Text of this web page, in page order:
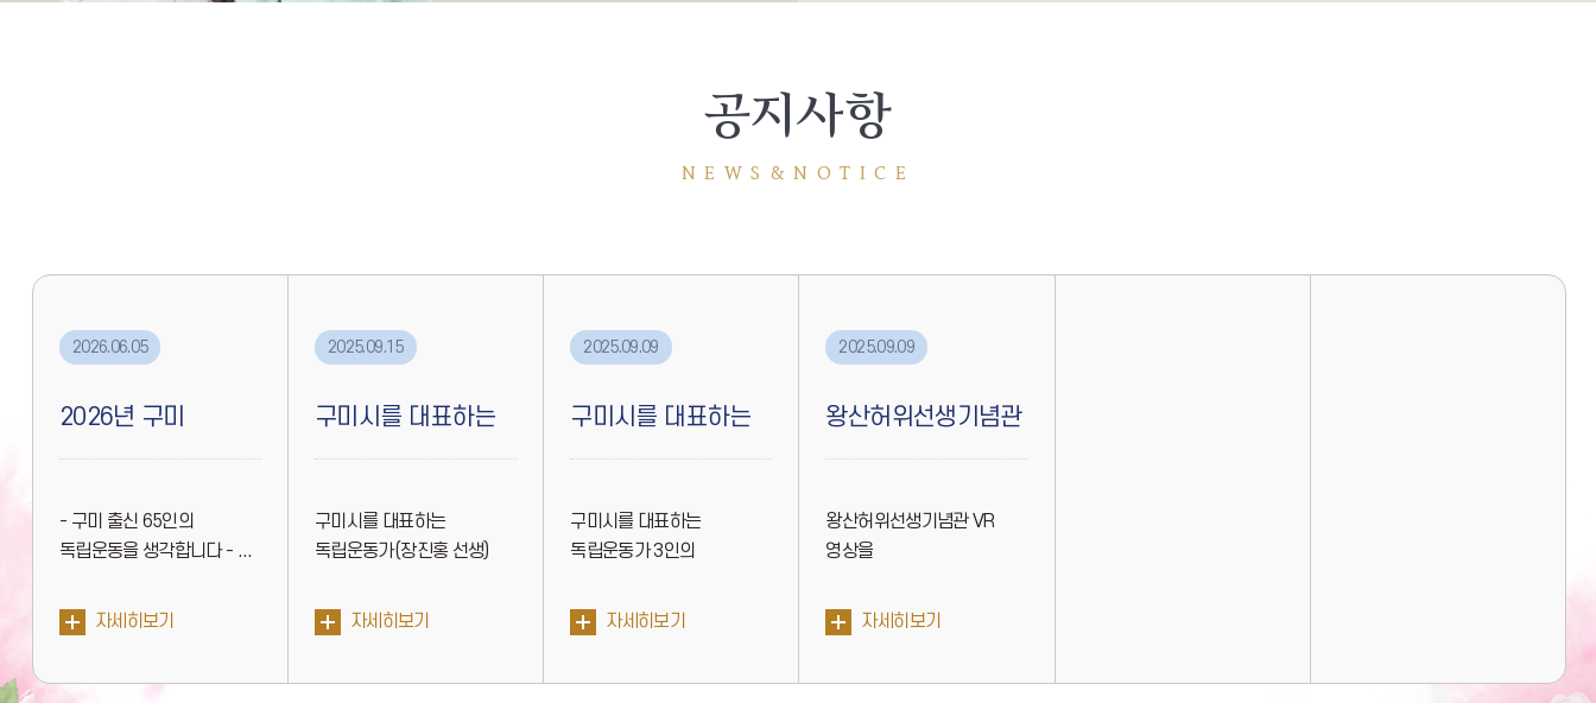
공지사항
NEWS&NOTICE
2026.06.05
2026년 구미
학생 공모...
- 구미 출신 65인의
독립운동을 생각합니다 - ...
자세히보기
2025.09.15
구미시를 대표하는
선생)...
구미시를 대표하는
독립운동가(장진홍 선생)
자세히보기
2025.09.09
구미시를 대표하는
만화캐...
구미시를 대표하는
독립운동가 3인의
자세히보기
2025.09.09
왕산허위선생기념관
제작하였습니다.
왕산허위선생기념관 VR
영상을
자세히보기